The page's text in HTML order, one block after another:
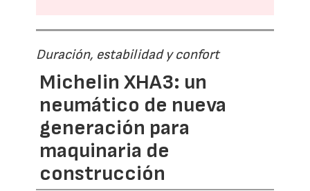
Duración, estabilidad y confort
Michelin XHA3: un
neumático de nueva
generación para
maquinaria de
construcción